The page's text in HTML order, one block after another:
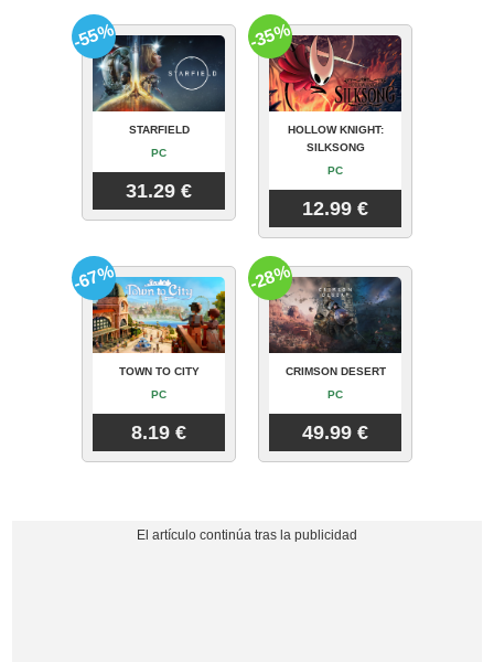
STARFIELD
PC
31.29 €
-55%
HOLLOW KNIGHT:
SILKSONG
PC
12.99 €
-35%
TOWN TO CITY
PC
8.19 €
-67%
CRIMSON DESERT
PC
49.99 €
-28%